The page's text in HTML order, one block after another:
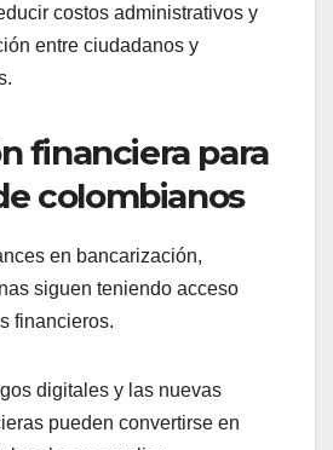
costos administrativos y
entre ciudadanos y
financiera para
colombianos
en bancarización,
siguen teniendo acceso
financieros.
digitales y las nuevas
pueden convertirse en